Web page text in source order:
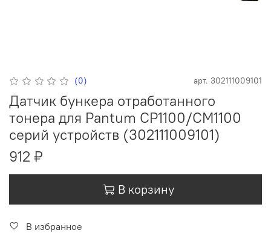
(0) арт. 302111009101
Датчик бункера отработанного
тонера для Pantum CP1100/CM1100
серий устройств (302111009101)
912 ₽
В корзину
В избранное